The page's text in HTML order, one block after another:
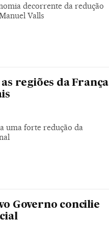
decorrente da redução
Valls
regiões da França
uma forte redução da
Governo concilie